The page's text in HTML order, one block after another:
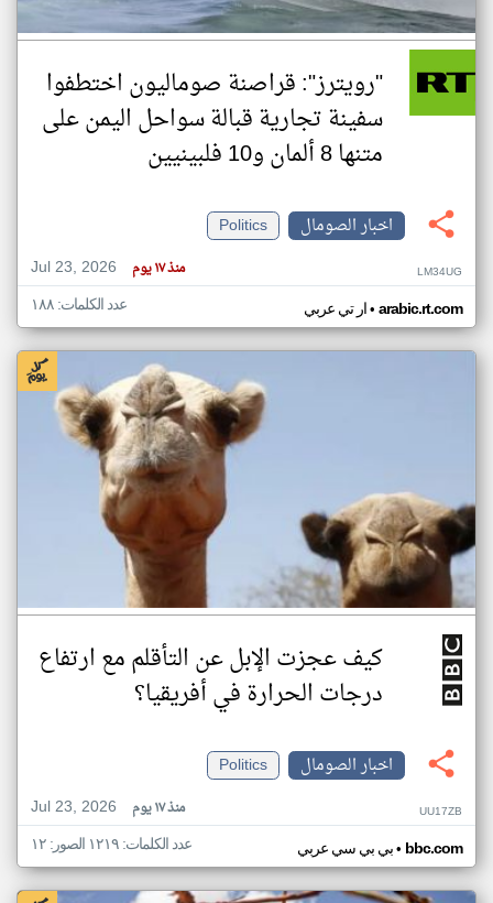
"رويترز": قراصنة صوماليون اختطفوا
سفينة تجارية قبالة سواحل اليمن على
متنها 8 ألمان و10 فلبينيين
اخبار الصومال
Politics
Jul 23, 2026
منذ ١٧ يوم LM34UG
ار تي عربي• arabic.rt.com عدد الكلمات: ١٨٨
كيف عجزت الإبل عن التأقلم مع ارتفاع
درجات الحرارة في أفريقيا؟
اخبار الصومال
Politics
Jul 23, 2026
منذ ١٧ يوم UU17ZB
بي بي سي عربي• bbc.com عدد الكلمات: ١٢١٩ الصور: ١٢